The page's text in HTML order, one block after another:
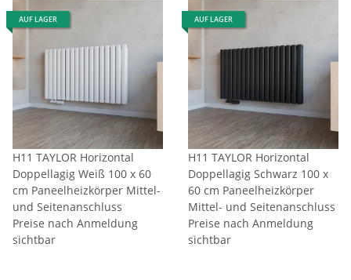
AUF LAGER
H11 TAYLOR Horizontal
Doppellagig Weiß 100 x 60
cm Paneelheizkörper Mittel-
und Seitenanschluss
Preise nach Anmeldung
sichtbar
AUF LAGER
H11 TAYLOR Horizontal
Doppellagig Schwarz 100 x
60 cm Paneelheizkörper
Mittel- und Seitenanschluss
Preise nach Anmeldung
sichtbar